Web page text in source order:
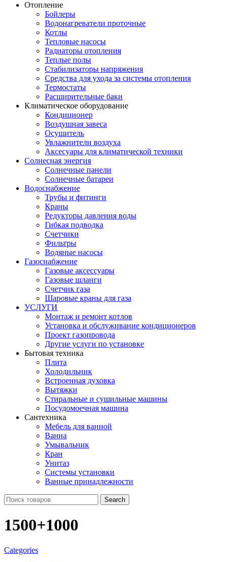
Отопление
Бойлеры
Водонагреватели проточные
Котлы
Тепловые насосы
Радиаторы отопления
Теплые полы
Стабилизаторы напряжения
Средства для ухода за системы отопления
Термостаты
Расширительные баки
Климатическое оборудование
Кондиционер
Воздушная завеса
Осушитель
Увлажнители воздуха
Аксесуары для климатической техники
Солнесная энергия
Cолнечные панели
Солнечные батареи
Водоснабжение
Трубы и фитинги
Краны
Редукторы давления воды
Гибкая подводка
Счетчики
Фильтры
Водяные насосы
Газоснабжение
Газовые аксессуары
Газовые шланги
Счетчик газа
Шаровые краны для газа
УСЛУГИ
Монтаж и ремонт котлов
Установка и обслуживание кондиционеров
Проект газопровода
Другие услуги по установке
Бытовая техника
Плита
Холодильник
Встроенная духовка
Вытяжки
Стиральные и сушильные машины
Посудомоечная машина
Сантехника
Мебель для ванной
Ванна
Умывальник
Кран
Унитаз
Системы установки
Ванные принадлежности
Search
1500+1000
Categories